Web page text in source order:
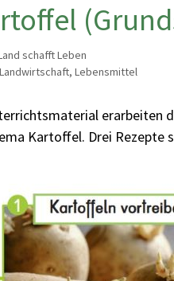
schafft Leben
Lebensmittel
erarbeiten
Kartoffel. Drei Rezepte